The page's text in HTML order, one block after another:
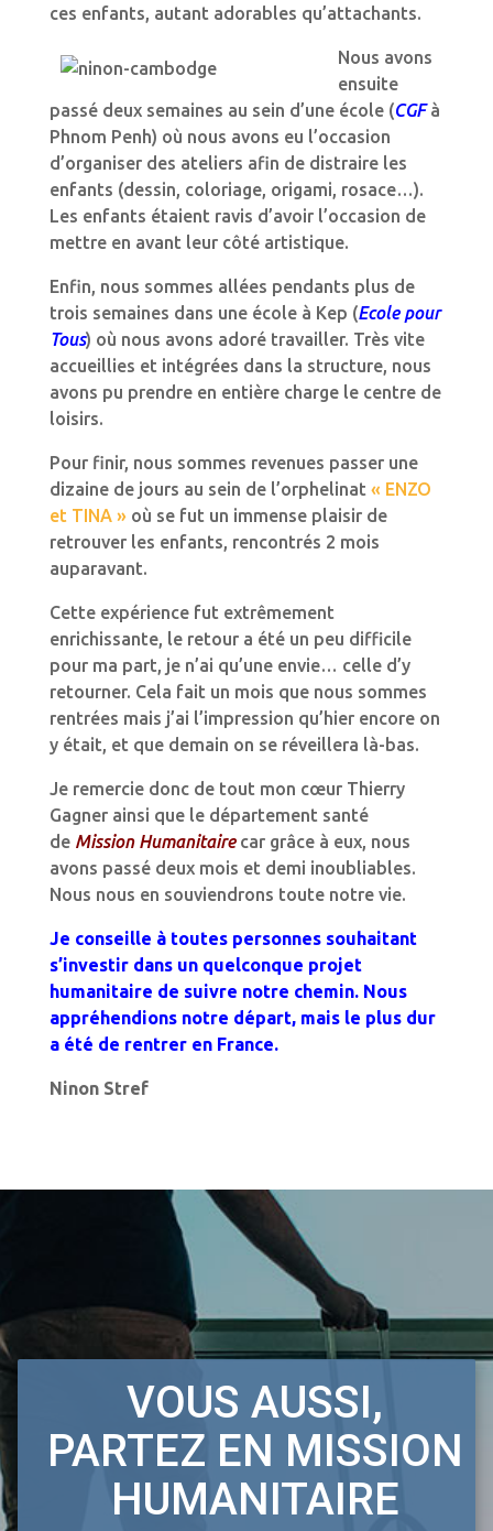
ces enfants, autant adorables qu’attachants.
Nous avons
ensuite
passé deux semaines au sein d’une école (CGFà
Phnom Penh) où nous avons eu l’occasion
d’organiser des ateliers afin de distraire les
enfants (dessin, coloriage, origami, rosace…).
Les enfants étaient ravis d’avoir l’occasion de
mettre en avant leur côté artistique.
Enfin, nous sommes allées pendants plus de
trois semaines dans une école à Kep (Ecole pour
Tous) où nous avons adoré travailler. Très vite
accueillies et intégrées dans la structure, nous
avons pu prendre en entière charge le centre de
loisirs.
Pour finir, nous sommes revenues passer une
dizaine de jours au sein de l’orphelinat « ENZO
et TINA »où se fut un immense plaisir de
retrouver les enfants, rencontrés 2 mois
auparavant.
Cette expérience fut extrêmement
enrichissante, le retour a été un peu difficile
pour ma part, je n’ai qu’une envie… celle d’y
retourner. Cela fait un mois que nous sommes
rentrées mais j’ai l’impression qu’hier encore on
y était, et que demain on se réveillera là-bas.
Je remercie donc de tout mon cœur Thierry
Gagner ainsi que le département santé
de Mission Humanitairecar grâce à eux, nous
avons passé deux mois et demi inoubliables.
Nous nous en souviendrons toute notre vie.
Je conseille à toutes personnes souhaitant
s’investir dans un quelconque projet
humanitaire de suivre notre chemin. Nous
appréhendions notre départ, mais le plus dur
a été de rentrer en France.
Ninon Stref
VOUS AUSSI,
PARTEZ EN MISSION
HUMANITAIRE